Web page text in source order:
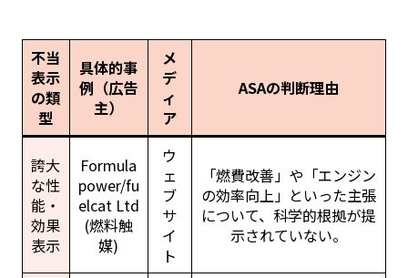
不当
表示
の類
型
具体的事
例（広告
主）
メ
デ
ィ
ア
ASAの判断理由
誇大
な性
能・
効果
表示
Formula
power/fu
elcat Ltd
(燃料触
媒)
ウ
ェ
ブ
サ
イ
ト
「燃費改善」や「エンジン
の効率向上」といった主張
について、科学的根拠が提
示されていない。